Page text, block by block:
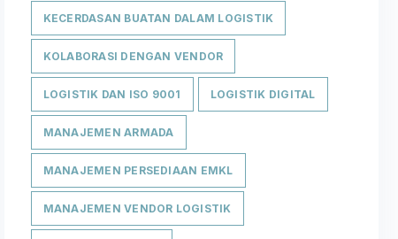
KECERDASAN BUATAN DALAM LOGISTIK
KOLABORASI DENGAN VENDOR
LOGISTIK DAN ISO 9001 LOGISTIK DIGITAL
MANAJEMEN ARMADA
MANAJEMEN PERSEDIAAN EMKL
MANAJEMEN VENDOR LOGISTIK